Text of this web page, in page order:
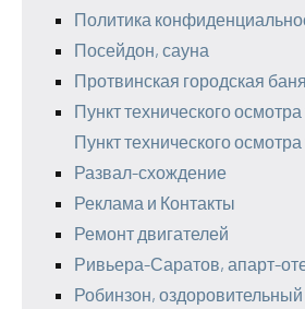
Политика
Посейдон, сауна
Протвинская городская баня
Пункт технического
Пункт технического
Развал-схождение
Реклама и Контакты
Ремонт двигателей
Ривьера-Саратов, апарт-
Робинзон,